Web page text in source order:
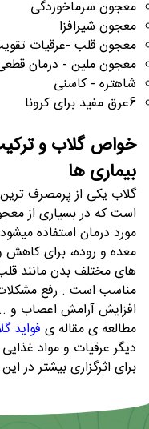
معجون سرماخوردگی
معجون شیرافزا
معجون قلب -عرقیات
معجون ملین - درمان
شاهتره - کاسنی
6عرق مفید برای کرونا
خواص گلاب و
بیماری ها
گلاب یکی از پرمصرف
است که در بسیاری از
مورد درمان استفاده
معده و روده، برای کاهش
های مختلف بدن مانند
مناسب است . رفع
افزایش آرامش اعصاب و
مطالعه ی مقاله ی فواید
دیگر عرقیات و مواد
برای اثرگزاری بیشتر در